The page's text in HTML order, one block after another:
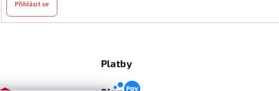
Přihlásit se
Platby